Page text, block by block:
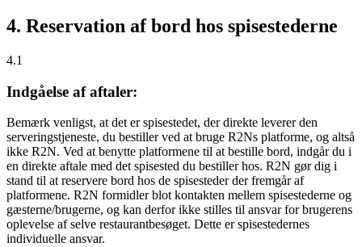
4. Reservation af bord hos spisestederne
4.1
Indgåelse af aftaler:
Bemærk venligst, at det er spisestedet, der direkte leverer den
serveringstjeneste, du bestiller ved at bruge R2Ns platforme, og altså
ikke R2N. Ved at benytte platformene til at bestille bord, indgår du i
en direkte aftale med det spisested du bestiller hos. R2N gør dig i
stand til at reservere bord hos de spisesteder der fremgår af
platformene. R2N formidler blot kontakten mellem spisestederne og
gæsterne/brugerne, og kan derfor ikke stilles til ansvar for brugerens
oplevelse af selve restaurantbesøget. Dette er spisestedernes
individuelle ansvar.